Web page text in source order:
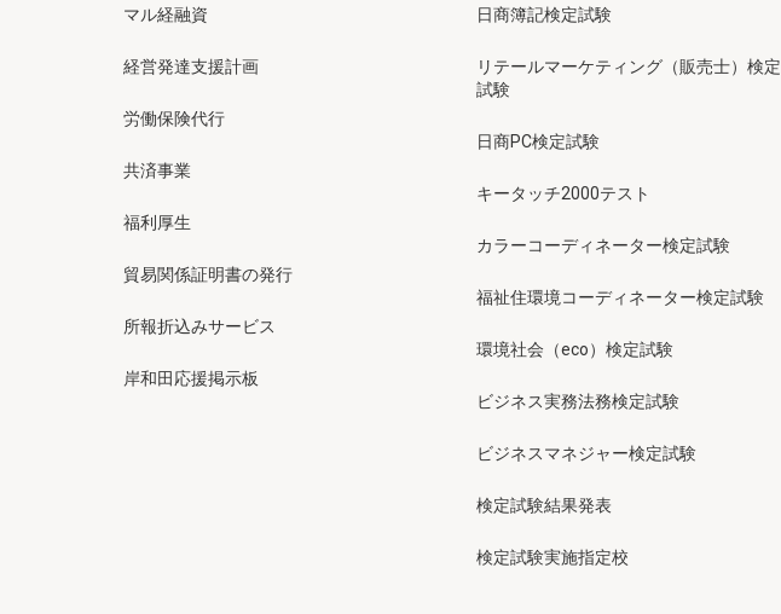
マル経融資
経営発達支援計画
労働保険代行
共済事業
福利厚生
貿易関係証明書の発行
所報折込みサービス
岸和田応援掲示板
日商簿記検定試験
リテールマーケティング（販売士）検定
試験
日商PC検定試験
キータッチ2000テスト
カラーコーディネーター検定試験
福祉住環境コーディネーター検定試験
環境社会（eco）検定試験
ビジネス実務法務検定試験
ビジネスマネジャー検定試験
検定試験結果発表
検定試験実施指定校